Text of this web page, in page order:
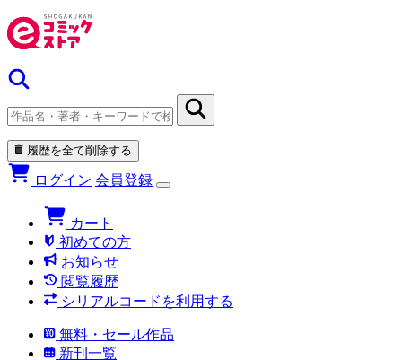
履歴を全て削除する
ログイン 会員登録
カート
初めての方
お知らせ
閲覧履歴
シリアルコードを利用する
無料・セール作品
新刊一覧